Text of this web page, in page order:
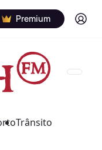
Premium Log in
Trânsito